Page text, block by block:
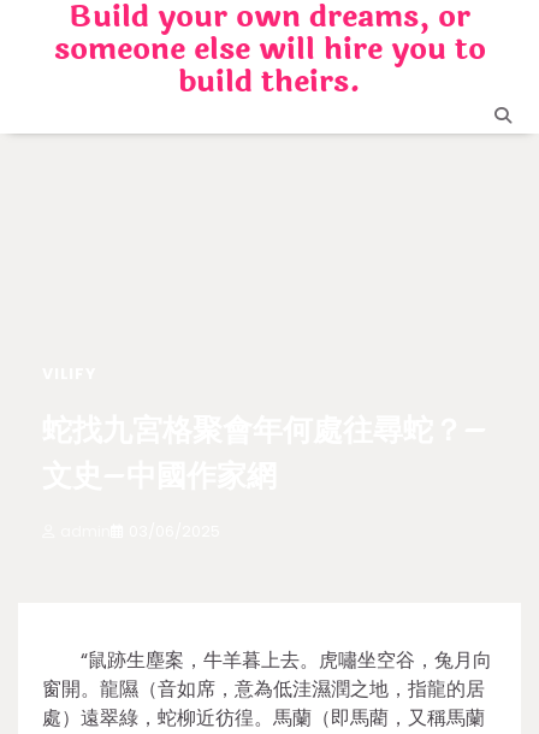
Build your own dreams, or
someone else will hire you to
build theirs.
“鼠跡生塵案，牛羊暮上去。虎嘯坐空谷，兔月向
窗開。龍隰（音如席，意為低洼濕潤之地，指龍的居
處）遠翠綠，蛇柳近彷徨。馬蘭（即馬藺，又稱馬蘭